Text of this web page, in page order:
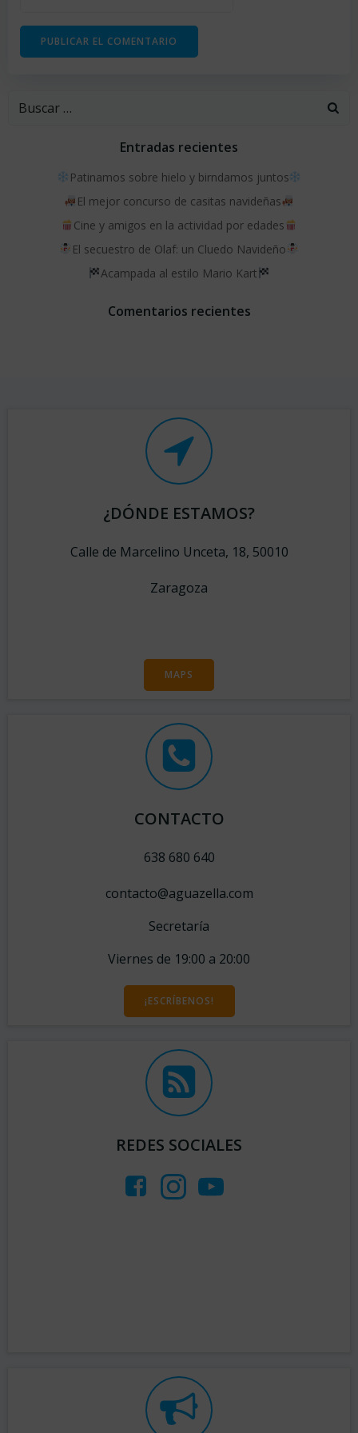
Buscar:
Entradas recientes
Patinamos sobre hielo y birndamos juntos
El mejor concurso de casitas navideñas
Cine y amigos en la actividad por edades
El secuestro de Olaf: un Cluedo Navideño
Acampada al estilo Mario Kart
Comentarios recientes
¿DÓNDE ESTAMOS?
Calle de Marcelino Unceta, 18, 50010
Zaragoza
MAPS
CONTACTO
638 680 640
contacto@aguazella.com
Secretaría
Viernes de 19:00 a 20:00
¡ESCRÍBENOS!
REDES SOCIALES